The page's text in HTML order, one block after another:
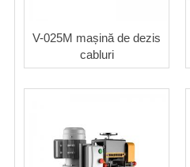
V-025M mașină de dezis
cabluri